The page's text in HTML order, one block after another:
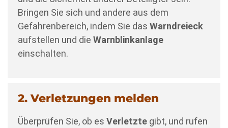
Bringen Sie sich und andere aus dem
Gefahrenbereich, indem Sie das Warndreieck
aufstellen und die Warnblinkanlage
einschalten.
2. Verletzungen melden
Überprüfen Sie, ob es Verletzte gibt, und rufen